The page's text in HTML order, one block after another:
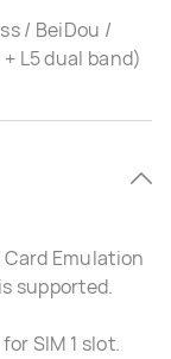
/ BeiDou /
L5 dual band)
Card Emulation
supported.
SIM 1 slot.